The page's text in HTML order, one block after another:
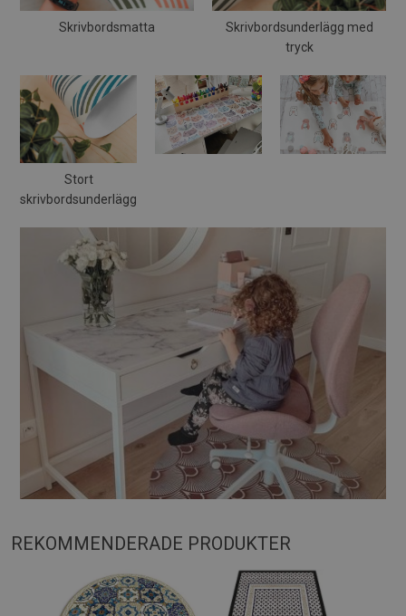
Skrivbordsmatta
Skrivbordsunderlägg med
tryck
Stort
skrivbordsunderlägg
REKOMMENDERADE PRODUKTER